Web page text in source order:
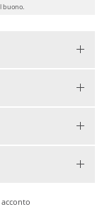
buono.